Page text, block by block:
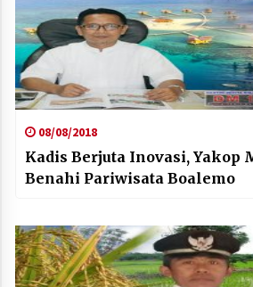
08/08/2018
Kadis Berjuta Inovasi, Yakop
Benahi Pariwisata Boalemo